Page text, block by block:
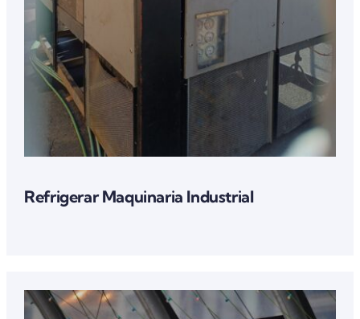
Refrigerar Maquinaria Industrial